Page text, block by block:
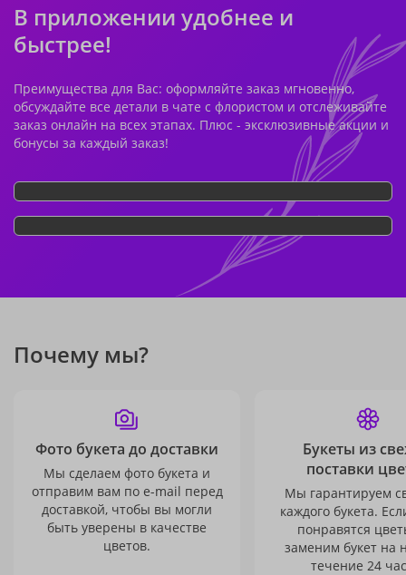
В приложении удобнее и
быстрее!
Преимущества для Вас: оформляйте заказ мгновенно,
обсуждайте все детали в чате с флористом и отслеживайте
заказ онлайн на всех этапах. Плюс - эксклюзивные акции и
бонусы за каждый заказ!
Почему мы?
Фото букета до доставки
Мы сделаем фото букета и
отправим вам по e-mail перед
доставкой, чтобы вы могли
быть уверены в качестве
цветов.
Букеты из
поставки
Мы гарантируем
каждого букета.
понравятся
заменим букет на
течение 24